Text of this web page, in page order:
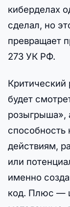
киберделах
сделал, но
превращает
273 УК РФ.
Критический
будет
розыгрыша»,
способность
действиям,
или
именно
код. Плюс —